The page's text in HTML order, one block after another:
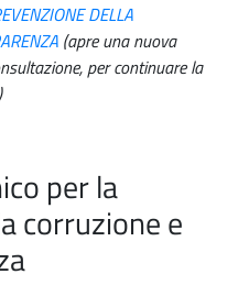
DELLA
(apre una nuova
per continuare la
per la
corruzione e